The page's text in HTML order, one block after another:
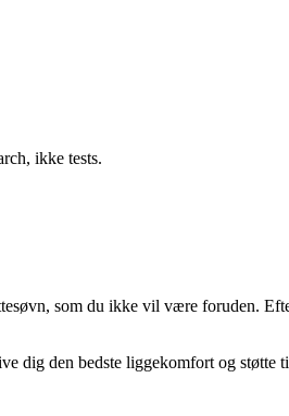
ikke tests.
som du ikke vil være foruden.
dig den bedste liggekomfort og støtte